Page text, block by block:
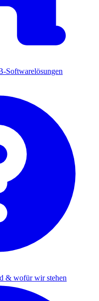
Softwarelösungen
& wofür wir stehen